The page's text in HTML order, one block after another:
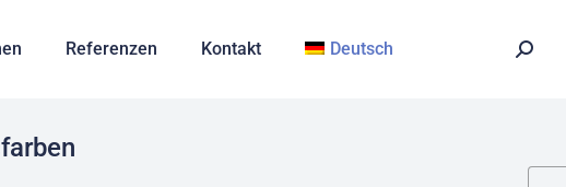
Referenzen Kontakt Deutsch